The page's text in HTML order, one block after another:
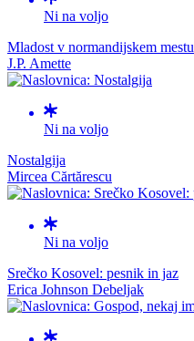
Ni na voljo
Mladost v normandijskem mestu
J.P. Amette
Ni na voljo
Nostalgija
Mircea Cărtărescu
Ni na voljo
Srečko Kosovel: pesnik in jaz
Erica Johnson Debeljak